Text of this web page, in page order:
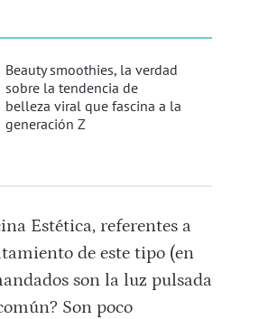
Beauty smoothies, la verdad
sobre la tendencia de
belleza viral que fascina a la
generación Z
Estética, referentes a
de este tipo (en
son la luz pulsada
Son poco